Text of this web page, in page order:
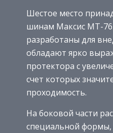
Шестое место
шинам Максис MT-
разработаны для
обладают ярко
протектора с
счет которых
проходимость.
На боковой части
специальной формы,